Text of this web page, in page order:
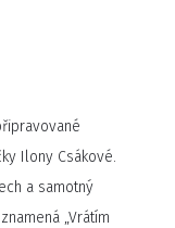
Ilony Csákové.
a samotný
„Vrátím